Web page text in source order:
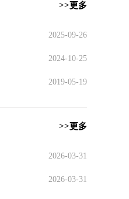
>>更多
2025-09-26
2024-10-25
2019-05-19
>>更多
2026-03-31
2026-03-31